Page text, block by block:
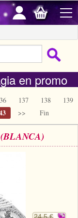
en promo
137 138
139
>> Fin
24.5 €